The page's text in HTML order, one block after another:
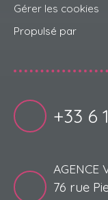
Gérer les cookies
Propulsé par
+33 6
AGENCE
76 rue